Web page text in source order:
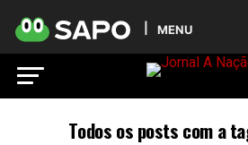
MENU
Todos os posts com a